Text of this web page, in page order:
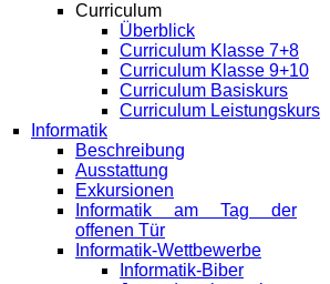
Curriculum
Überblick
Curriculum Klasse 7+8
Curriculum Klasse 9+10
Curriculum Basiskurs
Curriculum Leistungskurs
Informatik
Beschreibung
Ausstattung
Exkursionen
Informatik am Tag der
offenen Tür
Informatik-Wettbewerbe
Informatik-Biber